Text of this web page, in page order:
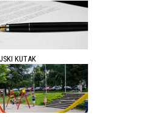
KUTAK